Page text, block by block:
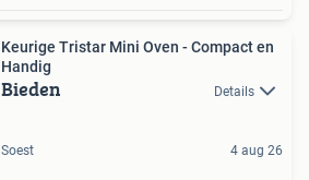
Keurige Tristar Mini Oven - Compact en
Handig
Bieden Details
Soest 4 aug 26